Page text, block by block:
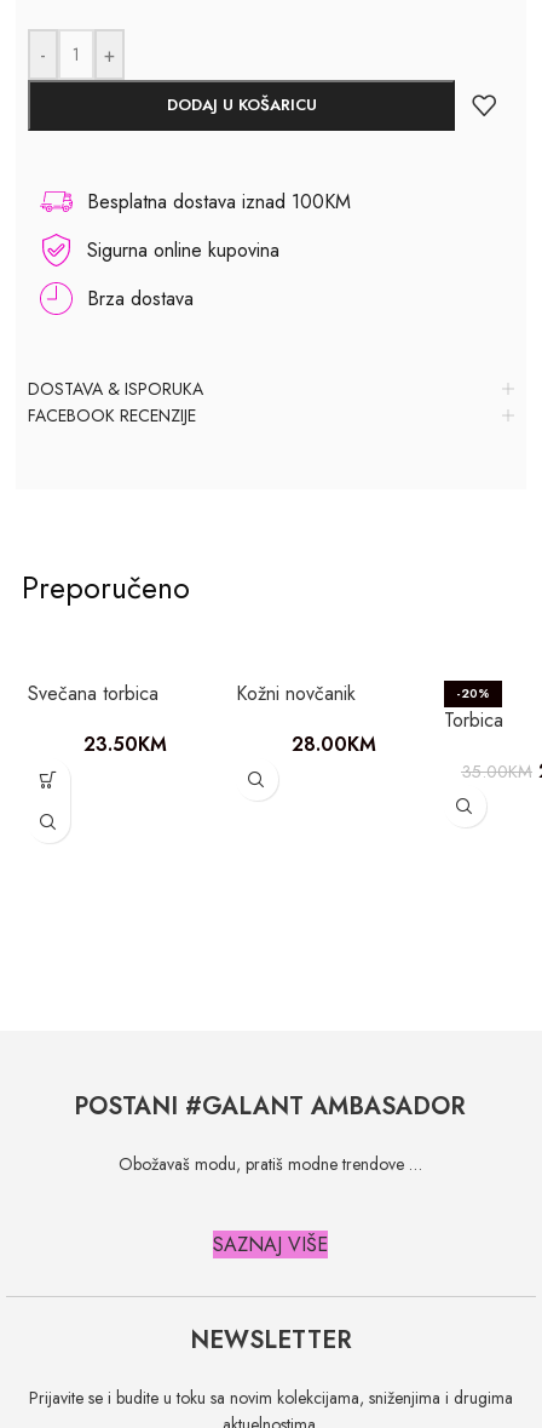
- +
DODAJ U KOŠARICU
Besplatna dostava iznad 100KM
Sigurna online kupovina
Brza dostava
DOSTAVA & ISPORUKA
FACEBOOK RECENZIJE
Preporučeno
Svečana torbica
23.50KM
Kožni novčanik
28.00KM
-20%
Torbica
35.00KM
POSTANI #GALANT AMBASADOR
Obožavaš modu, pratiš modne trendove …
SAZNAJ VIŠE
NEWSLETTER
Prijavite se i budite u toku sa novim kolekcijama, sniženjima i drugima